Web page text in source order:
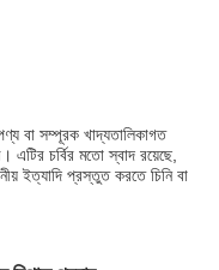
পণ্য বা সম্পূরক খাদ্যতালিকাগত
এটির চর্বির মতো স্বাদ রয়েছে,
ইত্যাদি প্রস্তুত করতে চিনি বা